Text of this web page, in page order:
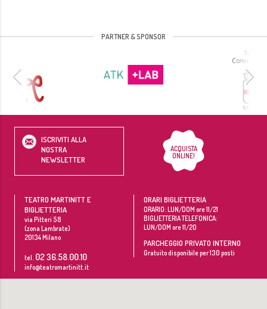
PARTNER & SPONSOR
ISCRIVITI ALLA
NOSTRA
NEWSLETTER
ACQUISTA
ONLINE!
TEATRO MARTINITT E
BIGLIETTERIA
via Pitteri 58
(zona Lambrate)
20134Milano
tel. 02 36.58.00.10
info@teatromartinitt.it
ORARI BIGLIETTERIA
ORARIO: LUN/DOM ore 11/21
BIGLIETTERIA TELEFONICA:
LUN/DOM ore 11/20
PARCHEGGIO PRIVATO INTERNO
Gratuito disponibile per 130 posti